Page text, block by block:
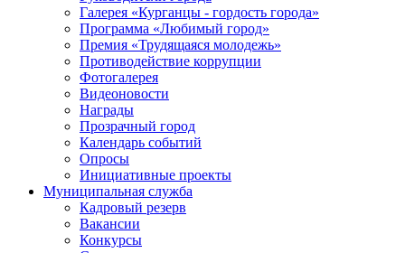
Галерея «Курганцы - гордость города»
Программа «Любимый город»
Премия «Трудящаяся молодежь»
Противодействие коррупции
Фотогалерея
Видеоновости
Награды
Прозрачный город
Календарь событий
Опросы
Инициативные проекты
Муниципальная служба
Кадровый резерв
Вакансии
Конкурсы